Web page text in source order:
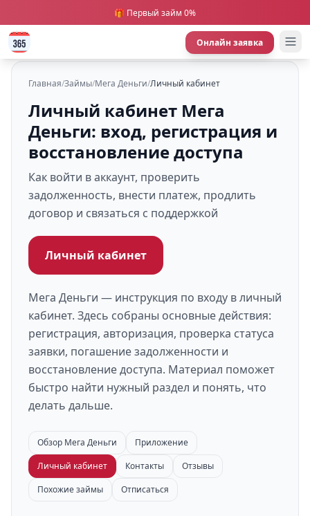
🎁 Первый займ 0%
Онлайн заявка
Главная/Займы/Мега Деньги/Личный кабинет
Личный кабинет Мега
Деньги: вход, регистрация и
восстановление доступа
Как войти в аккаунт, проверить
задолженность, внести платеж, продлить
договор и связаться с поддержкой
Личный кабинет
Мега Деньги — инструкция по входу в личный
кабинет. Здесь собраны основные действия:
регистрация, авторизация, проверка статуса
заявки, погашение задолженности и
восстановление доступа. Материал поможет
быстро найти нужный раздел и понять, что
делать дальше.
Обзор Мега Деньги
Приложение
Личный кабинет
Контакты
Отзывы
Похожие займы
Отписаться